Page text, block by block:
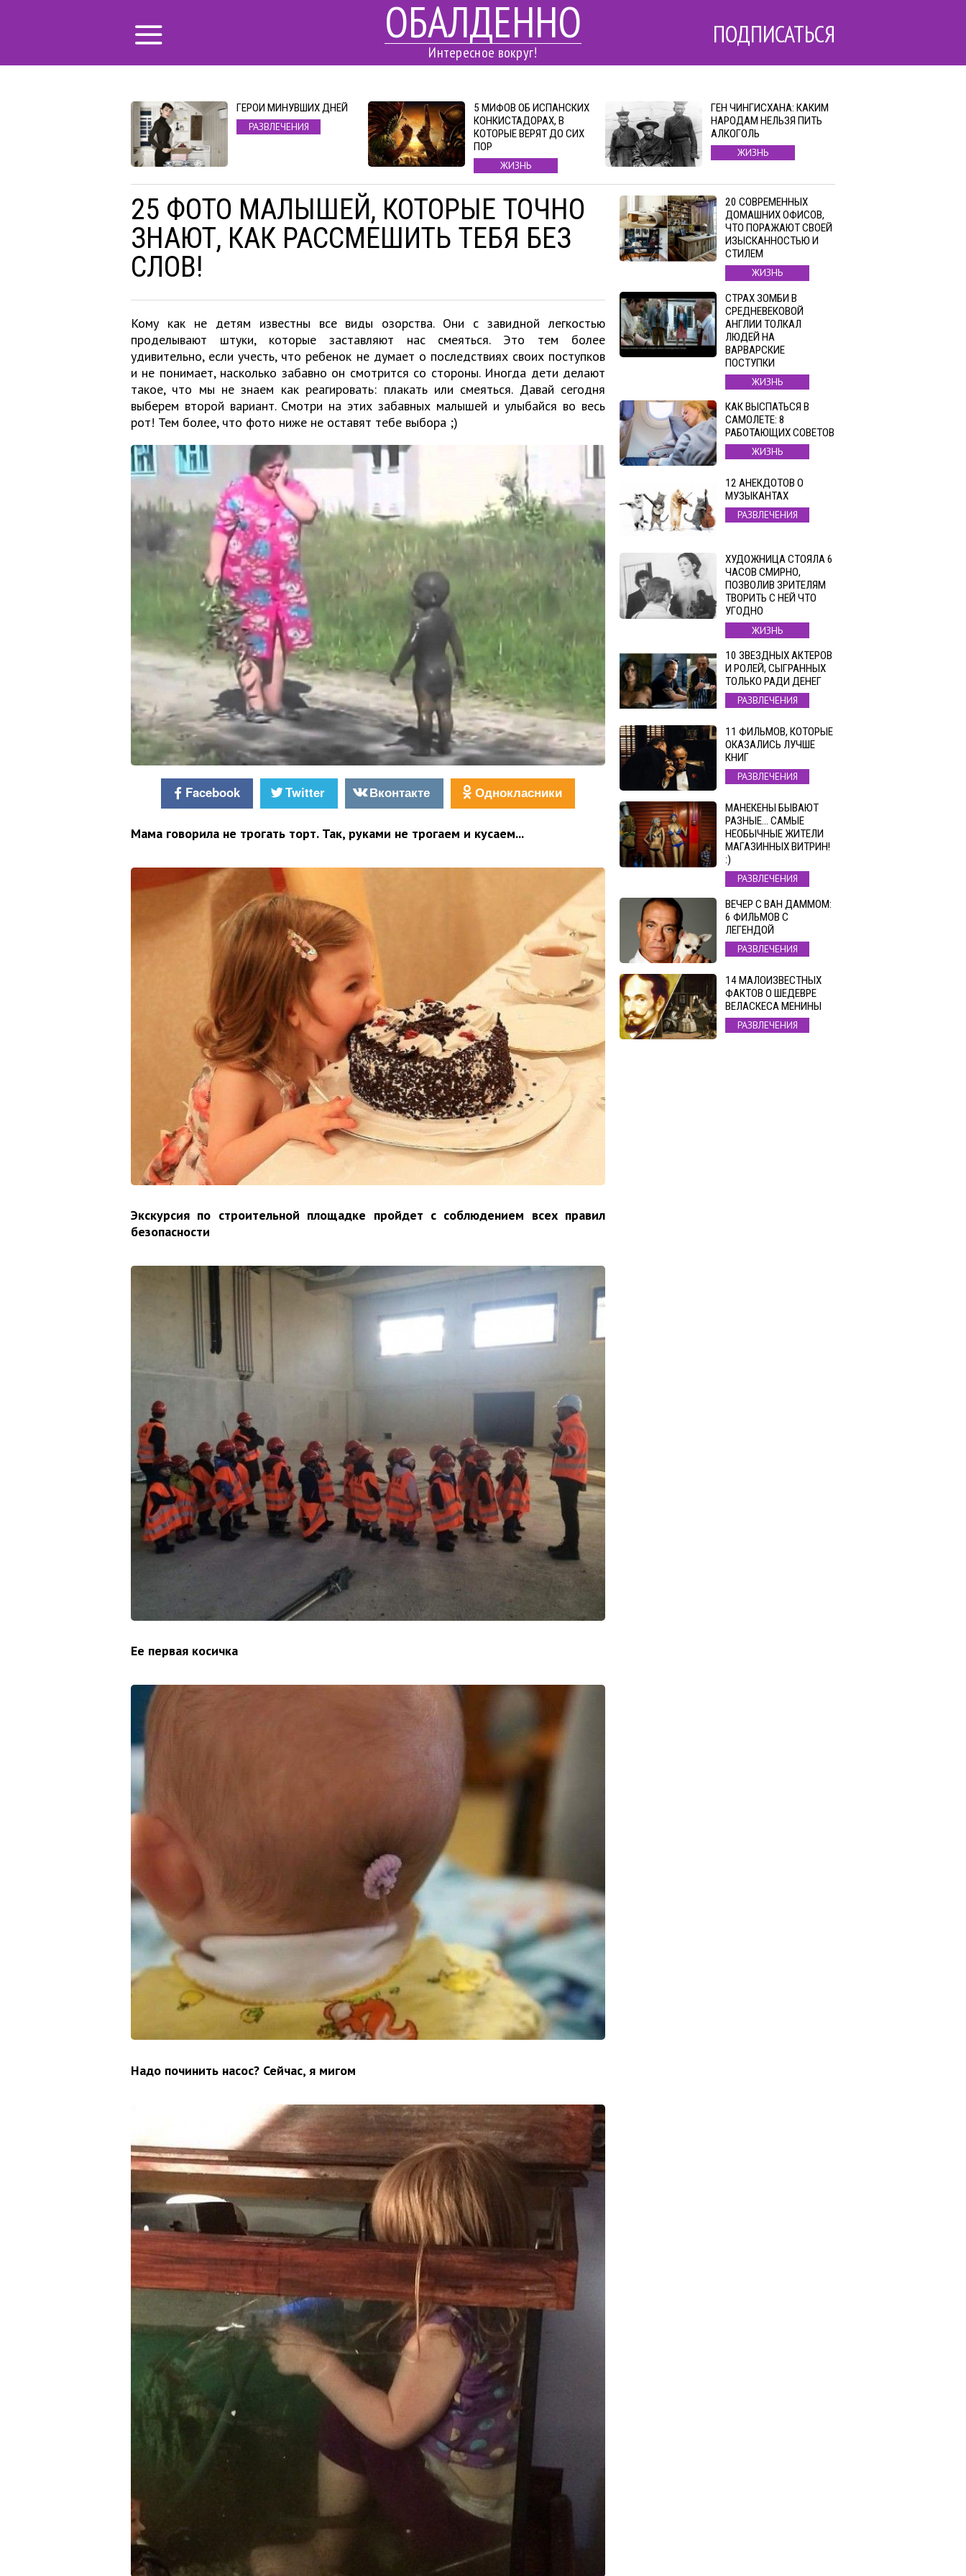
ОБАЛДЕННО
Интересное вокруг!
ПОДПИСАТЬСЯ
ГЕРОИ МИНУВШИХ ДНЕЙ
РАЗВЛЕЧЕНИЯ
5 МИФОВ ОБ ИСПАНСКИХ
КОНКИСТАДОРАХ, В
КОТОРЫЕ ВЕРЯТ ДО СИХ
ПОР
ЖИЗНЬ
ГЕН ЧИНГИСХАНА: КАКИМ
НАРОДАМ НЕЛЬЗЯ ПИТЬ
АЛКОГОЛЬ
ЖИЗНЬ
25 ФОТО МАЛЫШЕЙ, КОТОРЫЕ ТОЧНО
ЗНАЮТ, КАК РАССМЕШИТЬ ТЕБЯ БЕЗ
СЛОВ!
Кому как не детям известны все виды озорства. Они с завидной легкостью
проделывают штуки, которые заставляют нас смеяться. Это тем более
удивительно, если учесть, что ребенок не думает о последствиях своих поступков
и не понимает, насколько забавно он смотрится со стороны. Иногда дети делают
такое, что мы не знаем как реагировать: плакать или смеяться. Давай сегодня
выберем второй вариант. Смотри на этих забавных малышей и улыбайся во весь
рот! Тем более, что фото ниже не оставят тебе выбора ;)
Facebook Twitter Вконтакте Однокласники
Мама говорила не трогать торт. Так, руками не трогаем и кусаем...
Экскурсия по строительной площадке пройдет с соблюдением всех правил
безопасности
Ее первая косичка
Надо починить насос? Сейчас, я мигом
20 СОВРЕМЕННЫХ
ДОМАШНИХ ОФИСОВ,
ЧТО ПОРАЖАЮТ СВОЕЙ
ИЗЫСКАННОСТЬЮ И
СТИЛЕМ
ЖИЗНЬ
СТРАХ ЗОМБИ В
СРЕДНЕВЕКОВОЙ
АНГЛИИ ТОЛКАЛ
ЛЮДЕЙ НА
ВАРВАРСКИЕ
ПОСТУПКИ
ЖИЗНЬ
КАК ВЫСПАТЬСЯ В
САМОЛЕТЕ: 8
РАБОТАЮЩИХ СОВЕТОВ
ЖИЗНЬ
12 АНЕКДОТОВ О
МУЗЫКАНТАХ
РАЗВЛЕЧЕНИЯ
ХУДОЖНИЦА СТОЯЛА 6
ЧАСОВ СМИРНО,
ПОЗВОЛИВ ЗРИТЕЛЯМ
ТВОРИТЬ С НЕЙ ЧТО
УГОДНО
ЖИЗНЬ
10 ЗВЕЗДНЫХ АКТЕРОВ
И РОЛЕЙ, СЫГРАННЫХ
ТОЛЬКО РАДИ ДЕНЕГ
РАЗВЛЕЧЕНИЯ
11 ФИЛЬМОВ, КОТОРЫЕ
ОКАЗАЛИСЬ ЛУЧШЕ
КНИГ
РАЗВЛЕЧЕНИЯ
МАНЕКЕНЫ БЫВАЮТ
РАЗНЫЕ… САМЫЕ
НЕОБЫЧНЫЕ ЖИТЕЛИ
МАГАЗИННЫХ ВИТРИН!
:)
РАЗВЛЕЧЕНИЯ
ВЕЧЕР С ВАН ДАММОМ:
6 ФИЛЬМОВ С
ЛЕГЕНДОЙ
РАЗВЛЕЧЕНИЯ
14 МАЛОИЗВЕСТНЫХ
ФАКТОВ О ШЕДЕВРЕ
ВЕЛАСКЕСА МЕНИНЫ
РАЗВЛЕЧЕНИЯ